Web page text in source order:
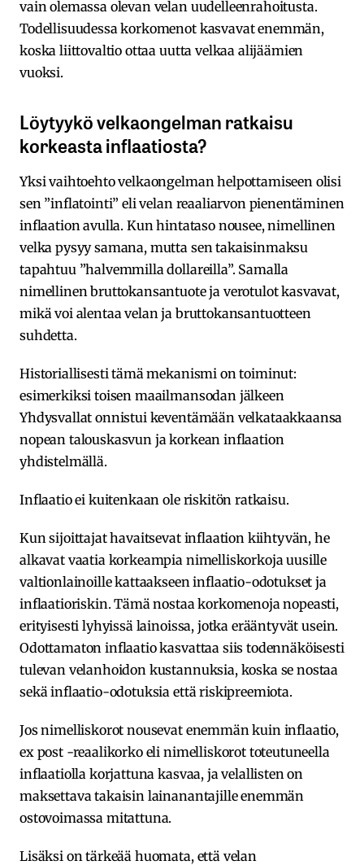
vain olemassa olevan velan uudelleenrahoitusta.
Todellisuudessa korkomenot kasvavat enemmän,
koska liittovaltio ottaa uutta velkaa alijäämien
vuoksi.
Löytyykö velkaongelman ratkaisu
korkeasta inflaatiosta?
Yksi vaihtoehto velkaongelman helpottamiseen olisi
sen ”inflatointi” eli velan reaaliarvon pienentäminen
inflaation avulla. Kun hintataso nousee, nimellinen
velka pysyy samana, mutta sen takaisinmaksu
tapahtuu ”halvemmilla dollareilla”. Samalla
nimellinen bruttokansantuote ja verotulot kasvavat,
mikä voi alentaa velan ja bruttokansantuotteen
suhdetta.
Historiallisesti tämä mekanismi on toiminut:
esimerkiksi toisen maailmansodan jälkeen
Yhdysvallat onnistui keventämään velkataakkaansa
nopean talouskasvun ja korkean inflaation
yhdistelmällä.
Inflaatio ei kuitenkaan ole riskitön ratkaisu.
Kun sijoittajat havaitsevat inflaation kiihtyvän, he
alkavat vaatia korkeampia nimelliskorkoja uusille
valtionlainoille kattaakseen inflaatio-odotukset ja
inflaatioriskin. Tämä nostaa korkomenoja nopeasti,
erityisesti lyhyissä lainoissa, jotka erääntyvät usein.
Odottamaton inflaatio kasvattaa siis todennäköisesti
tulevan velanhoidon kustannuksia, koska se nostaa
sekä inflaatio-odotuksia että riskipreemiota.
Jos nimelliskorot nousevat enemmän kuin inflaatio,
ex post -reaalikorko eli nimelliskorot toteutuneella
inflaatiolla korjattuna kasvaa, ja velallisten on
maksettava takaisin lainanantajille enemmän
ostovoimassa mitattuna.
Lisäksi on tärkeää huomata, että velan